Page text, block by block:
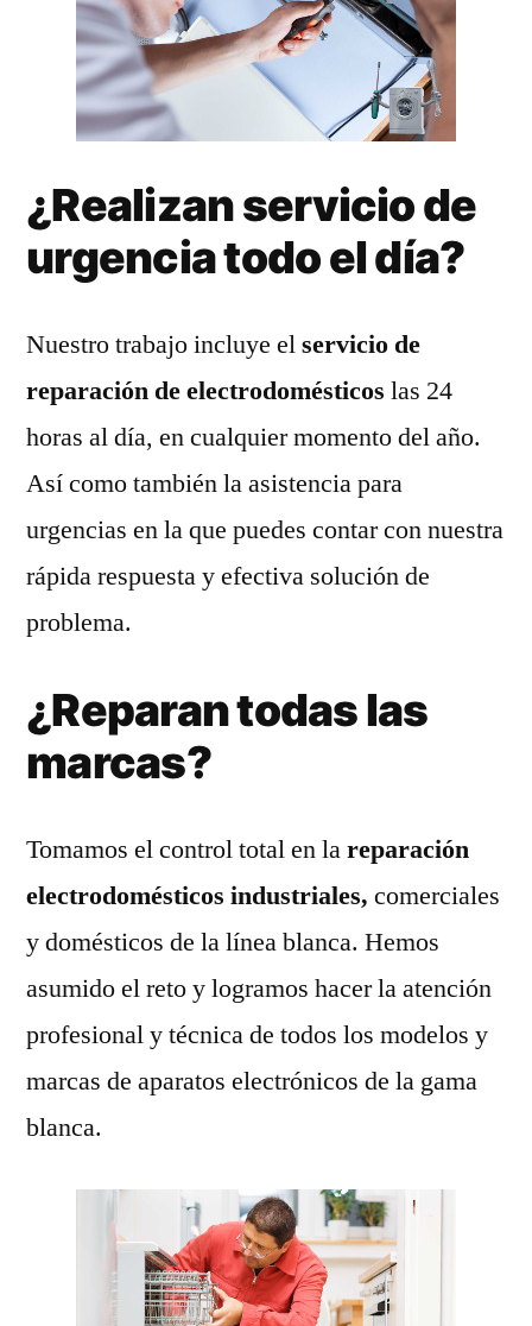
¿Realizan servicio de
urgencia todo el día?
Nuestro trabajo incluye elservicio de
reparación de electrodomésticos las 24
horas al día, en cualquier momento del año.
Así como también la asistencia para
urgencias en la que puedes contar con nuestra
rápida respuesta y efectiva solución de
problema.
¿Reparan todas las
marcas?
Tomamos el control total en lareparación
electrodomésticos industriales, comerciales
y domésticos de la línea blanca. Hemos
asumido el reto y logramos hacer la atención
profesional y técnica de todos los modelos y
marcas de aparatos electrónicos de la gama
blanca.